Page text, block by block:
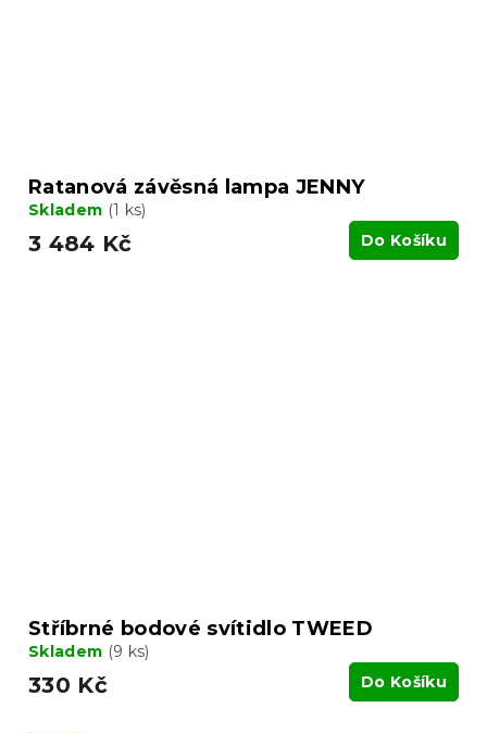
Ratanová závěsná lampa JENNY
Skladem (1 ks)
3 484 Kč Do Košíku
Stříbrné bodové svítidlo TWEED
Skladem (9 ks)
330 Kč Do Košíku